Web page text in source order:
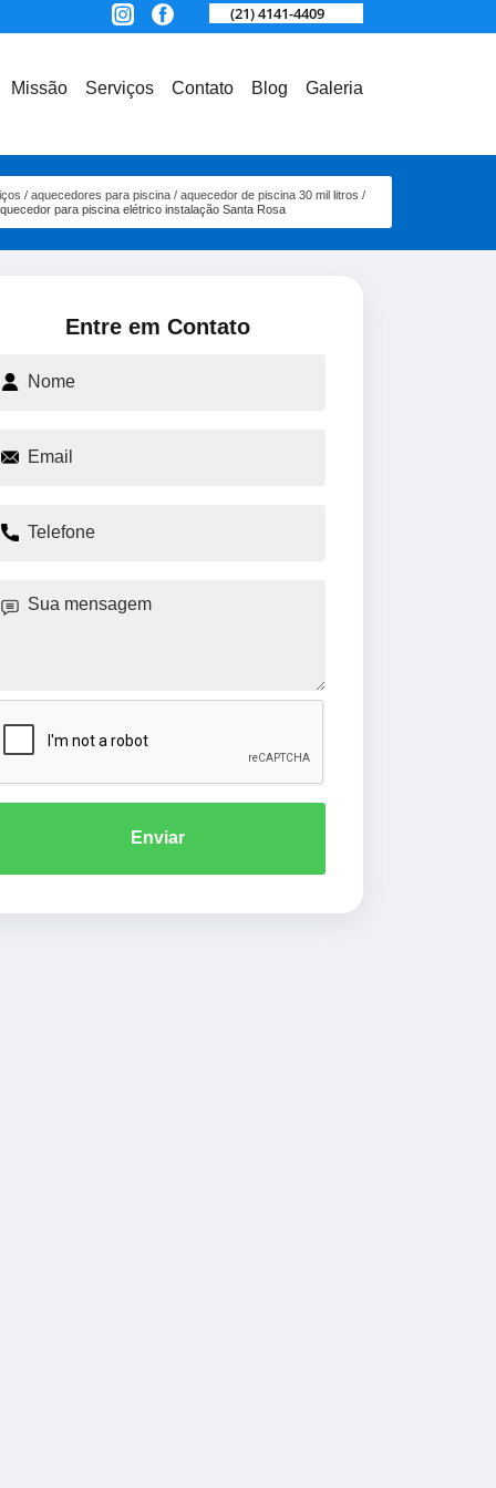
(21) 4141-4409
Missão Serviços Contato Blog Galeria
aquecedores para piscina
aquecedor de piscina 30 mil litros
para piscina elétrico instalação Santa Rosa
Entre em Contato
Enviar